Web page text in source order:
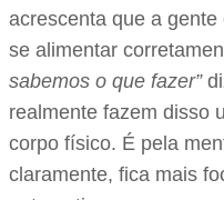
acrescenta que a
se alimentar
sabemos o que fazer”
realmente fazem disso
corpo físico. É pela
claramente, fica mais